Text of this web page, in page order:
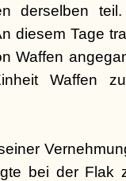
derselben
diesem Tage
Waffen
Waffen
bei der Flak